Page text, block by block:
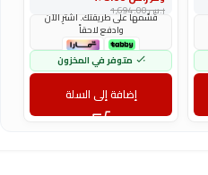
ر.س1,694.00
قسّمها على طريقتك. اشترِ الآن
وادفع لاحقاً
متوفر في المخزون
إضافة إلى السلة